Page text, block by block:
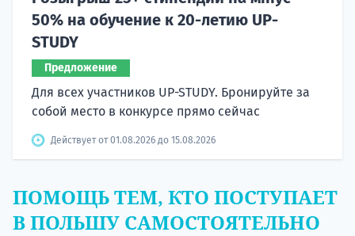
50% на обучение к 20-летию UP-
STUDY
Предложение
Для всех участников UP-STUDY. Бронируйте за
собой место в конкурсе прямо сейчас
Действует от 01.08.2026 до 15.08.2026
ПОМОЩЬ ТЕМ, КТО ПОСТУПАЕТ
В ПОЛЬШУ САМОСТОЯТЕЛЬНО